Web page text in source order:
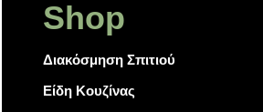
Shop
Διακόσμηση Σπιτιού
Είδη Κουζίνας